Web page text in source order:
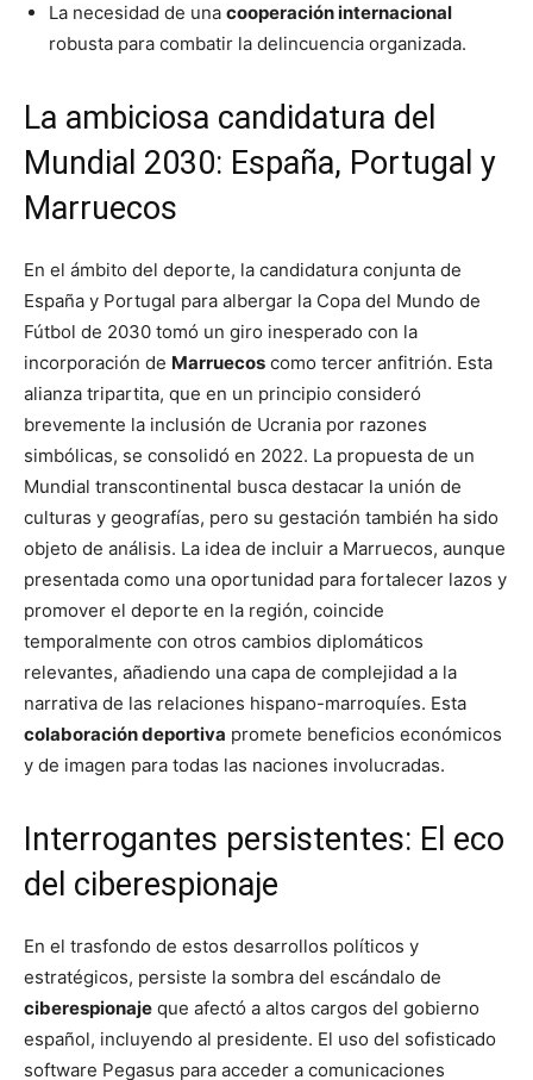
La necesidad de una cooperación internacional
robusta para combatir la delincuencia organizada.
La ambiciosa candidatura del
Mundial 2030: España, Portugal y
Marruecos
En el ámbito del deporte, la candidatura conjunta de
España y Portugal para albergar la Copa del Mundo de
Fútbol de 2030 tomó un giro inesperado con la
incorporación de Marruecos como tercer anfitrión. Esta
alianza tripartita, que en un principio consideró
brevemente la inclusión de Ucrania por razones
simbólicas, se consolidó en 2022. La propuesta de un
Mundial transcontinental busca destacar la unión de
culturas y geografías, pero su gestación también ha sido
objeto de análisis. La idea de incluir a Marruecos, aunque
presentada como una oportunidad para fortalecer lazos y
promover el deporte en la región, coincide
temporalmente con otros cambios diplomáticos
relevantes, añadiendo una capa de complejidad a la
narrativa de las relaciones hispano-marroquíes. Esta
colaboración deportiva promete beneficios económicos
y de imagen para todas las naciones involucradas.
Interrogantes persistentes: El eco
del ciberespionaje
En el trasfondo de estos desarrollos políticos y
estratégicos, persiste la sombra del escándalo de
ciberespionaje que afectó a altos cargos del gobierno
español, incluyendo al presidente. El uso del sofisticado
software Pegasus para acceder a comunicaciones